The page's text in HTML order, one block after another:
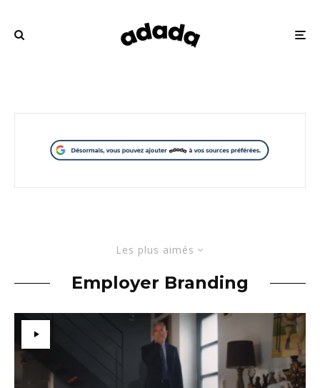
Les plus aimés
Employer Branding